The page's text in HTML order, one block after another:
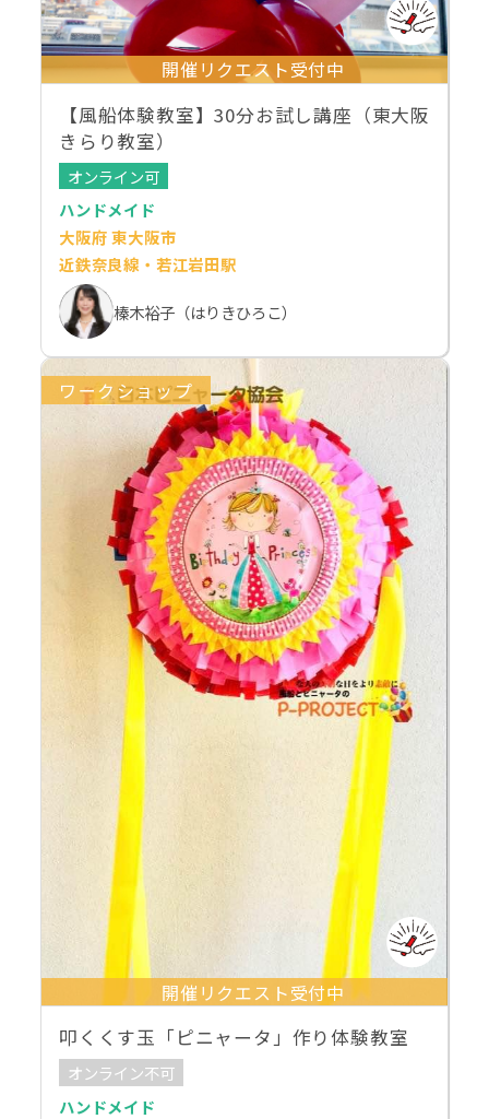
開催リクエスト受付中
【風船体験教室】30分お試し講座（東大阪
きらり教室）
オンライン可
ハンドメイド
大阪府 東大阪市
近鉄奈良線・若江岩田駅
榛木裕子（はりきひろこ）
ワークショップ
開催リクエスト受付中
叩くくす玉「ピニャータ」作り体験教室
オンライン不可
ハンドメイド